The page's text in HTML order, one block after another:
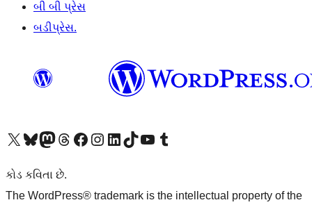
બી બી પ્રેસ
બડીપ્રેસ.
અમારા X (અગાઉ ટ્વિટર) એકાઉન્ટની મુલાકાત લોઅમારા Bluesky એકાઉન્ટની મુલાકાત લોઅમારા માસ્ટોડોન એકાઉન્ટની મુલાકાત લોઅમારા Threads એકાઉન્ટની મુલાકાત લો અમારા ફેસબુક પેજની મુલાકાત લોઅમારા ઇન્સ્ટાગ્રામ એકાઉન્ટની મુલાકાત લો અમારા LinkedIn એકાઉન્ટની મુલાકાત લોઅમારા TikTok એકાઉન્ટની મુલાકાત લોઅમારી YouTube ચેનલની મુલાકાત લો અમારા Tumblr એકાઉન્ટની મુલાકાત લો
કોડ કવિતા છે.
The WordPress® trademark is the intellectual property of the